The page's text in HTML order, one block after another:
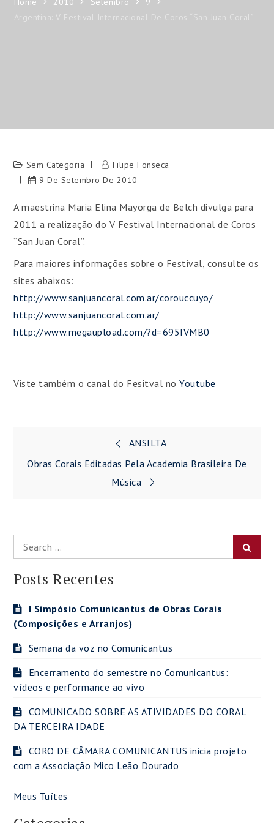
Argentina: V Festival Internacional De Coros “San Juan Coral”
Sem Categoria
Filipe Fonseca
9 De Setembro De 2010
A maestrina Maria Elina Mayorga de Belch divulga para
2011 a realização do V Festival Internacional de Coros
“San Juan Coral”.
Para maiores informações sobre o Festival, consulte os
sites abaixos:
http://www.sanjuancoral.com.ar/corouccuyo/
http://www.sanjuancoral.com.ar/
http://www.megaupload.com/?d=695IVMB0
Viste também o canal do Fesitval noYoutube
Navegação
de
ANSILTA
Obras Corais Editadas Pela Academia Brasileira De
Música
Search
for:
Posts Recentes
I Simpósio Comunicantus de Obras Corais
(Composições e Arranjos)
Semana da voz no Comunicantus
Encerramento do semestre no Comunicantus:
vídeos e performance ao vivo
COMUNICADO SOBRE AS ATIVIDADES DO CORAL
DA TERCEIRA IDADE
CORO DE CÂMARA COMUNICANTUS inicia projeto
com a Associação Mico Leão Dourado
Meus Tuítes